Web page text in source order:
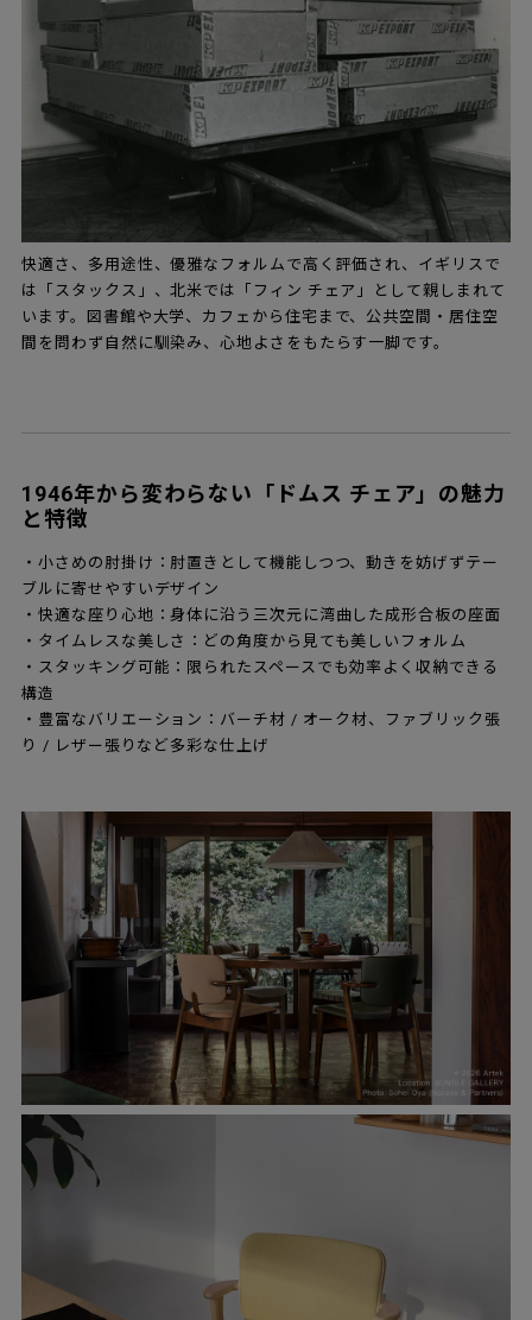
快適さ、多用途性、優雅なフォルムで高く評価され、イギリスで
は「スタックス」、北米では「フィン チェア」として親しまれて
います。図書館や大学、カフェから住宅まで、公共空間・居住空
間を問わず自然に馴染み、心地よさをもたらす一脚です。
1946年から変わらない「ドムス チェア」の魅力
と特徴
・小さめの肘掛け：肘置きとして機能しつつ、動きを妨げずテー
ブルに寄せやすいデザイン
・快適な座り心地：身体に沿う三次元に湾曲した成形合板の座面
・タイムレスな美しさ：どの角度から見ても美しいフォルム
・スタッキング可能：限られたスペースでも効率よく収納できる
構造
・豊富なバリエーション：バーチ材 / オーク材、ファブリック張
り / レザー張りなど多彩な仕上げ